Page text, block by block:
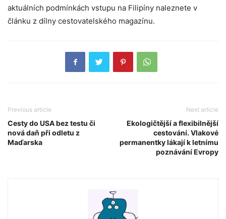
aktuálních podmínkách vstupu na Filipíny naleznete v
článku z dílny cestovatelského magazínu.
Previous article
Cesty do USA bez testu či
nová daň při odletu z
Maďarska
Next article
Ekologičtější a flexibilnější
cestování. Vlakové
permanentky lákají k letnímu
poznávání Evropy